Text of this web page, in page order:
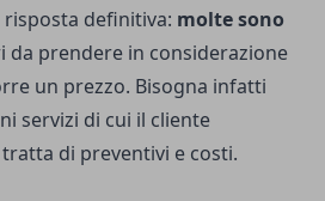
definitiva: molte sono
da prendere in considerazione
un prezzo. Bisogna infatti
servizi di cui il cliente
di preventivi e costi.